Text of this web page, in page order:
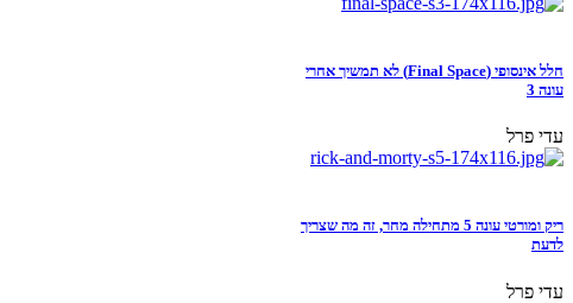
חלל אינסופי (Final Space) לא תמשיך אחרי
עונה 3
עדי פרל
ריק ומורטי עונה 5 מתחילה מחר, זה מה שצריך
לדעת
עדי פרל